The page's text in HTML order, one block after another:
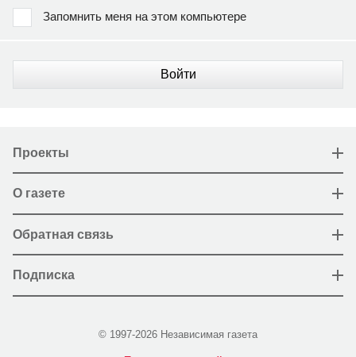
Запомнить меня на этом компьютере
Войти
Проекты
О газете
Обратная связь
Подписка
© 1997-2026 Независимая газета